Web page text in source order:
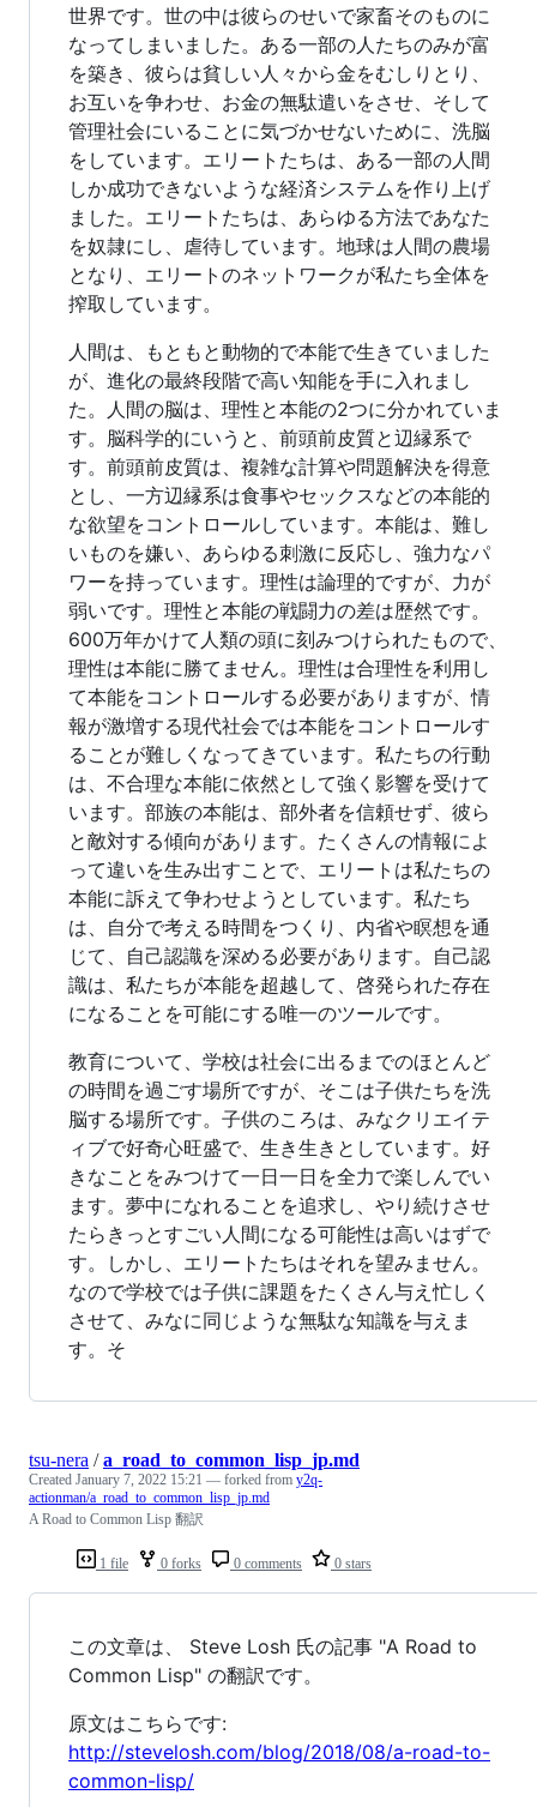
世界です。世の中は彼らのせいで家畜そのものに
なってしまいました。ある一部の人たちのみが富
を築き、彼らは貧しい人々から金をむしりとり、
お互いを争わせ、お金の無駄遣いをさせ、そして
管理社会にいることに気づかせないために、洗脳
をしています。エリートたちは、ある一部の人間
しか成功できないような経済システムを作り上げ
ました。エリートたちは、あらゆる方法であなた
を奴隷にし、虐待しています。地球は人間の農場
となり、エリートのネットワークが私たち全体を
搾取しています。
人間は、もともと動物的で本能で生きていました
が、進化の最終段階で高い知能を手に入れまし
た。人間の脳は、理性と本能の2つに分かれていま
す。脳科学的にいうと、前頭前皮質と辺縁系で
す。前頭前皮質は、複雑な計算や問題解決を得意
とし、一方辺縁系は食事やセックスなどの本能的
な欲望をコントロールしています。本能は、難し
いものを嫌い、あらゆる刺激に反応し、強力なパ
ワーを持っています。理性は論理的ですが、力が
弱いです。理性と本能の戦闘力の差は歴然です。
600万年かけて人類の頭に刻みつけられたもので、
理性は本能に勝てません。理性は合理性を利用し
て本能をコントロールする必要がありますが、情
報が激増する現代社会では本能をコントロールす
ることが難しくなってきています。私たちの行動
は、不合理な本能に依然として強く影響を受けて
います。部族の本能は、部外者を信頼せず、彼ら
と敵対する傾向があります。たくさんの情報によ
って違いを生み出すことで、エリートは私たちの
本能に訴えて争わせようとしています。私たち
は、自分で考える時間をつくり、内省や瞑想を通
じて、自己認識を深める必要があります。自己認
識は、私たちが本能を超越して、啓発られた存在
になることを可能にする唯一のツールです。
教育について、学校は社会に出るまでのほとんど
の時間を過ごす場所ですが、そこは子供たちを洗
脳する場所です。子供のころは、みなクリエイテ
ィブで好奇心旺盛で、生き生きとしています。好
きなことをみつけて一日一日を全力で楽しんでい
ます。夢中になれることを追求し、やり続けさせ
たらきっとすごい人間になる可能性は高いはずで
す。しかし、エリートたちはそれを望みません。
なので学校では子供に課題をたくさん与え忙しく
させて、みなに同じような無駄な知識を与えま
す。そ
1 file 0 forks 0 comments 0 stars
tsu-nera /a_road_to_common_lisp_jp.md
Created January 7, 2022 15:21 — forked from y2q-
actionman/a_road_to_common_lisp_jp.md
A Road to Common Lisp 翻訳
この文章は、 Steve Losh 氏の記事 "A Road to
Common Lisp" の翻訳です。
原文はこちらです:
http://stevelosh.com/blog/2018/08/a-road-to-
common-lisp/